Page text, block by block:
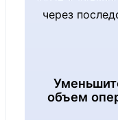
через
объем